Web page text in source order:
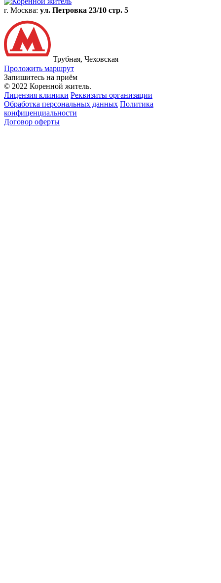
г. Москва: ул. Петровка 23/10 стр. 5
Трубная, Чеховская
Проложить маршрут
Запишитесь на приём
© 2022 Коренной житель.
Лицензия клиники Реквизиты организации
Обработка персональных данных Политика
конфиценциальности
Договор оферты